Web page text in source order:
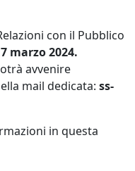
con il Pubblico
7 marzo 2024.
avvenire
mail dedicata: ss-
in questa